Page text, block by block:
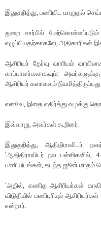
இதுகுறித்து, பணியிட மாறுதல்
துறை சார்பில்
எழுப்பியதற்காகவே,
ஆசிரியர் தேர்வு வாரியம்
காப்பாளர்களாகவும்;
ஆசிரியர் களாகவும்
எனவே, இதை எதிர்த்து வழக்கு
இவ்வாறு, அவர்கள் கூறினர்.
இதுகுறித்து, ஆதிதிராவிடர்
'ஆதிதிராவிடர் நல பள்ளிகளில்,
பணியிடங்கள், கடந்த ஜூன் மாதம்
'அதில், கணித ஆசிரியர்கள்
விடுதியில் பணிபுரியும்
என்றார்.